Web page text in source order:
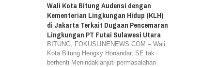
Wali Kota Bitung Audensi dengan
Kementerian Lingkungan Hidup (KLH)
di Jakarta Terkait Dugaan Pencemaran
Lingkungan PT Futai Sulawesi Utara
BITUNG, FOKUSLINENEWS.COM – Wali
Kota Bitung Hengky Honandar, SE tak
berhenti Menindaklanjuti permasalahan